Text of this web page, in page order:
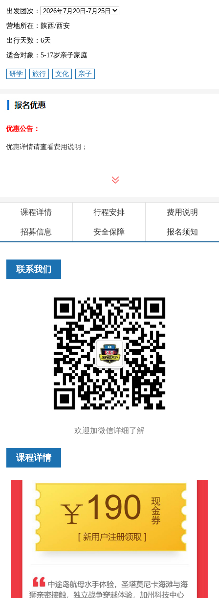
出发团次：
营地所在：陕西/西安
出行天数：6天
适合对象：5-17岁亲子家庭
研学 旅行 文化 亲子
优惠公告：
优惠详情请查看费用说明；
课程详情 行程安排 费用说明
招募信息 安全保障 报名须知
联系我们
欢迎加微信详细了解
课程详情